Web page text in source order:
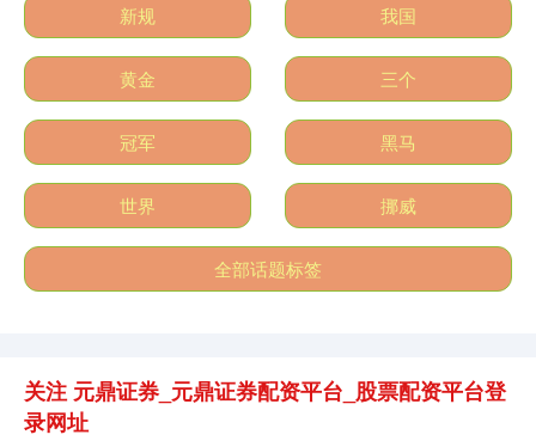
沪深300 4651.31
北证50 1122.88 +3.42 +0.30%
新规 我国
黄金 三个
冠军 黑马
世界 挪威
全部话题标签
关注 元鼎证券_元鼎证券配资平台_股票配资平台登
录网址